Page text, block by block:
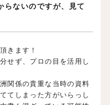
らないのですが、見て
きます！
せず、プロの目を活用し
関係の貴重な当時の資料
てしまった方がいらっし